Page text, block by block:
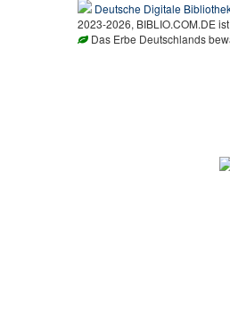
Deutsche Digitale
2023-2026, BIBLIO.COM.DE
Das Erbe Deutschlands